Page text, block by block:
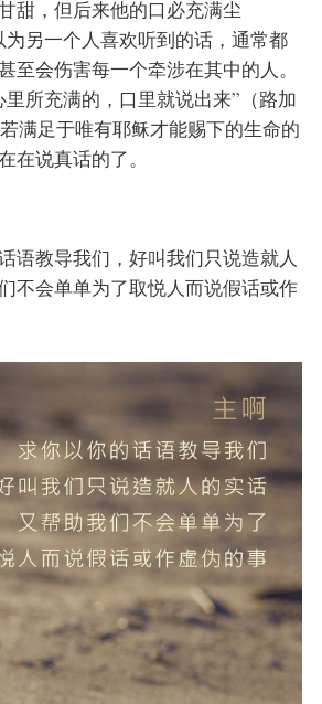
甜，但后来他的口必充满尘
另一个人喜欢听到的话，通常都
至会伤害每一个牵涉在其中的人。
所充满的，口里就说出来”（路加
满足于唯有耶稣才能赐下的生命的
在说真话的了。
语教导我们，好叫我们只说造就人
不会单单为了取悦人而说假话或作